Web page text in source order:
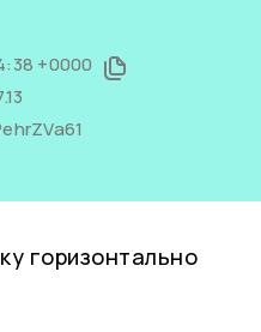
+0000
горизонтально